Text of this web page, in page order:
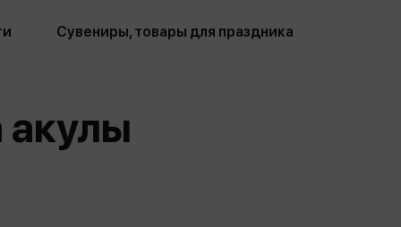
Сувениры, товары для праздника
Пакеты
акулы